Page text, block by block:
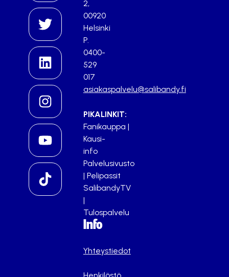
2,
00920
Helsinki
P.
0400-
529
017
asiakaspalvelu@salibandy.fi
PIKALINKIT:
Fanikauppa |
Kausi-
info
Palvelusivusto
| Pelipassit
SalibandyTV
|
Tulospalvelu
Info
Yhteystiedot
Henkilöstö